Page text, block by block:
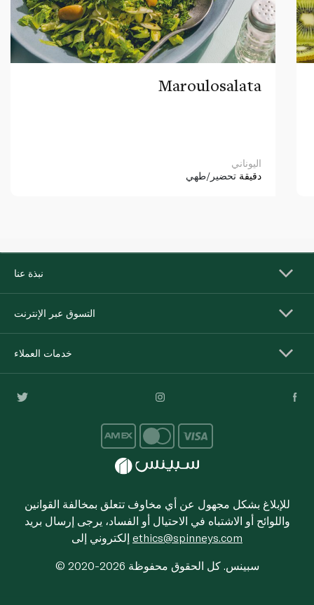
Maroulosalata
اليوناني
دقيقة تحضير/طهي
نبذة عنا
التسوق عبر الإنترنت
خدمات العملاء
للإبلاغ بشكل مجهول عن أي مخاوف تتعلق بمخالفة القوانين
واللوائح أو الاشتباه في الاحتيال أو الفساد، يرجى إرسال بريد
ethics@spinneys.com
© 2020-2026 سبينس. كل الحقوق محفوظة